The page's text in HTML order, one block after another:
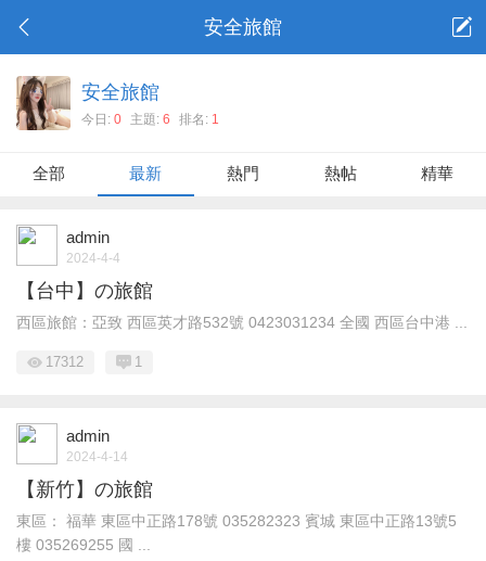
安全旅館
安全旅館
今日: 0 主題: 6 排名: 1
全部 最新 熱門 熱帖 精華
admin
2024-4-4
【台中】の旅館
西區旅館：亞致 西區英才路532號 0423031234 全國 西區台中港 ...
17312 1
admin
2024-4-14
【新竹】の旅館
東區： 福華 東區中正路178號 035282323 賓城 東區中正路13號5
樓 035269255 國 ...